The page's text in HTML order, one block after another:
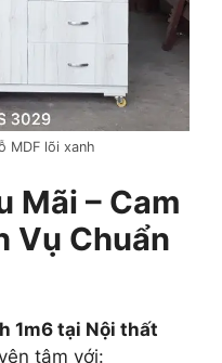
MDF lõi xanh
Mãi – Cam
Vụ Chuẩn
1m6 tại Nội thất
tâm với: